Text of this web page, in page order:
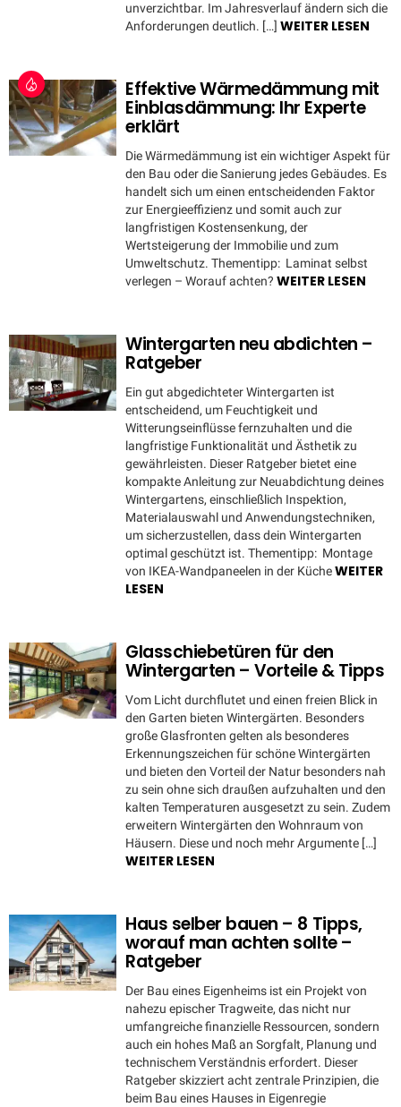
unverzichtbar. Im Jahresverlauf ändern sich die
Anforderungen deutlich. […] WEITER LESEN
Effektive Wärmedämmung mit
Einblasdämmung: Ihr Experte
erklärt
Die Wärmedämmung ist ein wichtiger Aspekt für
den Bau oder die Sanierung jedes Gebäudes. Es
handelt sich um einen entscheidenden Faktor
zur Energieeffizienz und somit auch zur
langfristigen Kostensenkung, der
Wertsteigerung der Immobilie und zum
Umweltschutz. Thementipp: Laminat selbst
verlegen – Worauf achten? WEITER LESEN
Wintergarten neu abdichten –
Ratgeber
Ein gut abgedichteter Wintergarten ist
entscheidend, um Feuchtigkeit und
Witterungseinflüsse fernzuhalten und die
langfristige Funktionalität und Ästhetik zu
gewährleisten. Dieser Ratgeber bietet eine
kompakte Anleitung zur Neuabdichtung deines
Wintergartens, einschließlich Inspektion,
Materialauswahl und Anwendungstechniken,
um sicherzustellen, dass dein Wintergarten
optimal geschützt ist. Thementipp: Montage
von IKEA-Wandpaneelen in der KücheWEITER
LESEN
Glasschiebetüren für den
Wintergarten – Vorteile & Tipps
Vom Licht durchflutet und einen freien Blick in
den Garten bieten Wintergärten. Besonders
große Glasfronten gelten als besonderes
Erkennungszeichen für schöne Wintergärten
und bieten den Vorteil der Natur besonders nah
zu sein ohne sich draußen aufzuhalten und den
kalten Temperaturen ausgesetzt zu sein. Zudem
erweitern Wintergärten den Wohnraum von
Häusern. Diese und noch mehr Argumente […]
WEITER LESEN
Haus selber bauen – 8 Tipps,
worauf man achten sollte –
Ratgeber
Der Bau eines Eigenheims ist ein Projekt von
nahezu epischer Tragweite, das nicht nur
umfangreiche finanzielle Ressourcen, sondern
auch ein hohes Maß an Sorgfalt, Planung und
technischem Verständnis erfordert. Dieser
Ratgeber skizziert acht zentrale Prinzipien, die
beim Bau eines Hauses in Eigenregie